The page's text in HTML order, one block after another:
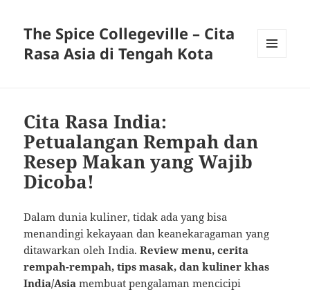
The Spice Collegeville – Cita
Rasa Asia di Tengah Kota
Cita Rasa India:
Petualangan Rempah dan
Resep Makan yang Wajib
Dicoba!
Dalam dunia kuliner, tidak ada yang bisa
menandingi kekayaan dan keanekaragaman yang
ditawarkan oleh India.Review menu, cerita
rempah-rempah, tips masak, dan kuliner khas
India/Asia membuat pengalaman mencicipi